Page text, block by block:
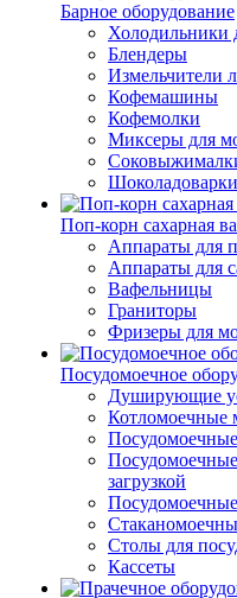
Барное оборудование
Холодильники
Блендеры
Измельчители
Кофемашины
Кофемолки
Миксеры для
Шоколадоварки
Поп-корн сахарная
Аппараты для
Аппараты для
Вафельницы
Граниторы
Фризеры для
Посудомоечное
Душирующие
загрузкой
Столы для
Кассеты